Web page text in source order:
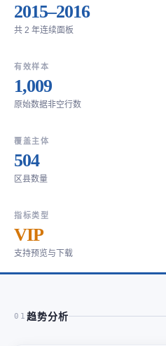
2015–2016
共 2 年连续面板
有效样本
1,009
原始数据非空行数
覆盖主体
504
区县数量
指标类型
VIP
支持预览与下载
01 趋势分析